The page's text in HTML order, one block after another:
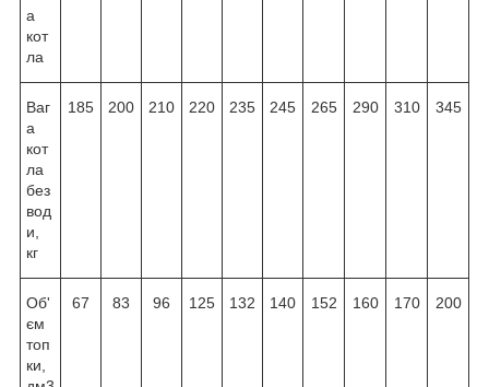
а
кот
ла
Ваг
а
кот
ла
без
вод
и,
кг
185 200 210 220 235 245 265 290 310 345
Об'
єм
топ
ки,
67 83 96 125 132 140 152 160 170 200